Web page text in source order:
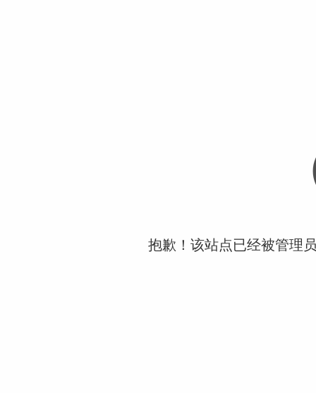
抱歉！该站点已经被管理